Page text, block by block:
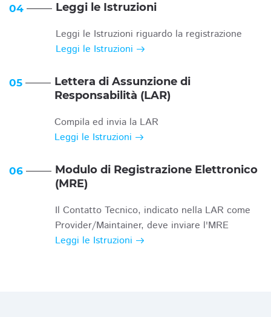
04 Leggi le Istruzioni
Leggi le Istruzioni riguardo la registrazione
Leggi le Istruzioni
05
Lettera di Assunzione di
Responsabilità (LAR)
Compila ed invia la LAR
Leggi le Istruzioni
06
Modulo di Registrazione Elettronico
(MRE)
Il Contatto Tecnico, indicato nella LAR come
Provider/Maintainer, deve inviare l'MRE
Leggi le Istruzioni